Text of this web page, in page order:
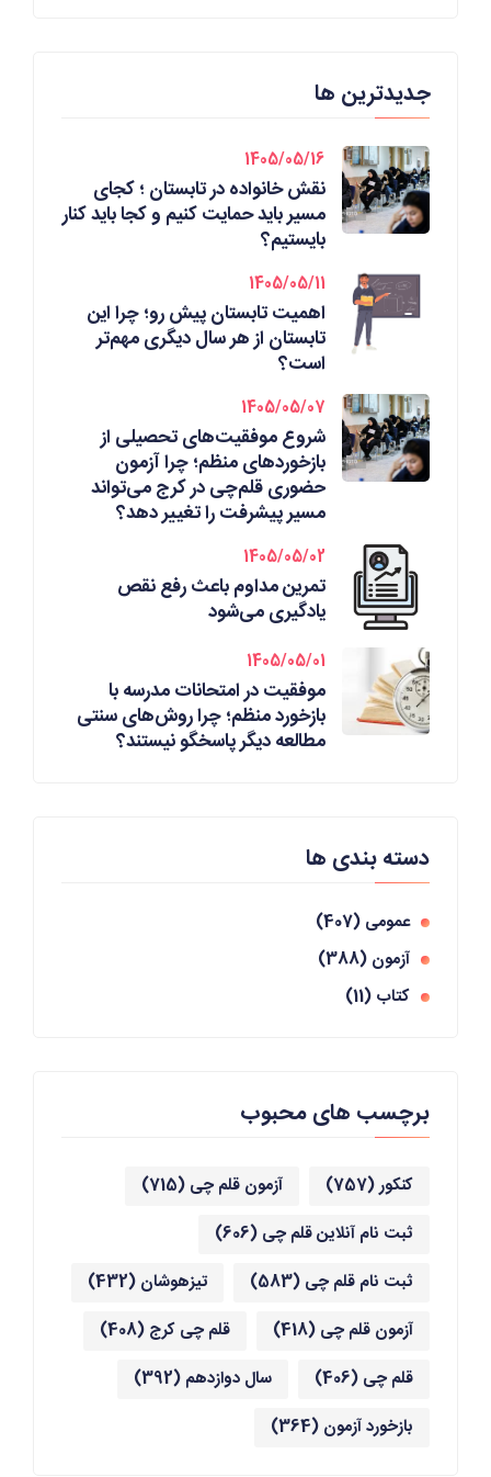
جدیدترین ها
1405/05/16
نقش خانواده در تابستان ؛ کجای
مسیر باید حمایت کنیم و کجا باید کنار
بایستیم؟
1405/05/11
اهمیت تابستان پیش رو؛ چرا این
تابستان از هر سال دیگری مهم‌تر
است؟
1405/05/07
شروع موفقیت‌های تحصیلی از
بازخوردهای منظم؛ چرا آزمون
حضوری قلم‌چی در کرج می‌تواند
مسیر پیشرفت را تغییر دهد؟
1405/05/02
تمرین مداوم باعث رفع نقص
یادگیری می‌شود
1405/05/01
موفقیت در امتحانات مدرسه با
بازخورد منظم؛ چرا روش‌های سنتی
مطالعه دیگر پاسخگو نیستند؟
دسته بندی ها
عمومی(407)
آزمون(388)
کتاب(11)
برچسب های محبوب
کنکور(757) آزمون قلم چی (715)
ثبت نام آنلاین قلم چی (606)
ثبت نام قلم چی (583) تیزهوشان(432)
آزمون قلم چی (418) قلم چی کرج (408)
قلم چی (406) سال دوازدهم(392)
بازخورد آزمون(364)